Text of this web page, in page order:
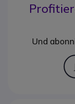
Und